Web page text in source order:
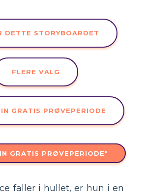
DETTE STORYBOARDET
FLERE VALG
GRATIS PRØVEPERIODE
GRATIS PRØVEPERIODE*
faller i hullet, er hun i en